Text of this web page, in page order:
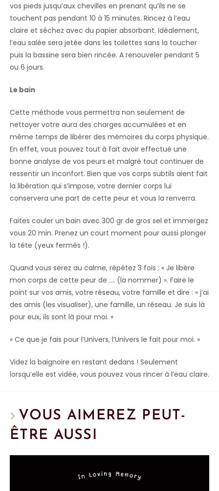
vos pieds jusqu’aux chevilles en prenant qu’ils ne se
touchent pas pendant 10 à 15 minutes. Rincez à l’eau
claire et séchez avec du papier absorbant. Idéalement,
l’eau salée sera jetée dans les toilettes sans la toucher
puis la bassine sera bien rincée. A renouveler pendant 5
ou 6 jours.
Le bain
Cette méthode vous permettra non seulement de
nettoyer votre aura des charges accumulées et en
même temps de libérer des mémoires du corps physique.
En effet, vous pouvez tout à fait avoir effectué une
bonne analyse de vos peurs et malgré tout continuer de
ressentir un inconfort. Bien que vos corps subtils aient fait
la libération qui s’impose, votre dernier corps lui
conservera une part de cette peur et vous la renverra.
Faites couler un bain avec 300 gr de gros sel et immergez
vous 20 min. Prenez un court moment pour aussi plonger
la tête (yeux fermés !).
Quand vous serez au calme, répétez 3 fois : « Je libère
mon corps de cette peur de …. (la nommer) ». Faire le
point sur vos amis, votre réseau, votre famille et dire : « j’ai
des amis (les visualiser), une famille, un réseau. Je suis là
pour eux, ils sont là pour moi. »
« Ce que je fais pour l’Univers, l’Univers le fait pour moi. »
Videz la baignoire en restant dedans ! Seulement
lorsqu’elle est vidée, vous pouvez vous rincer à l’eau claire.
VOUS AIMEREZ PEUT-
ÊTRE AUSSI